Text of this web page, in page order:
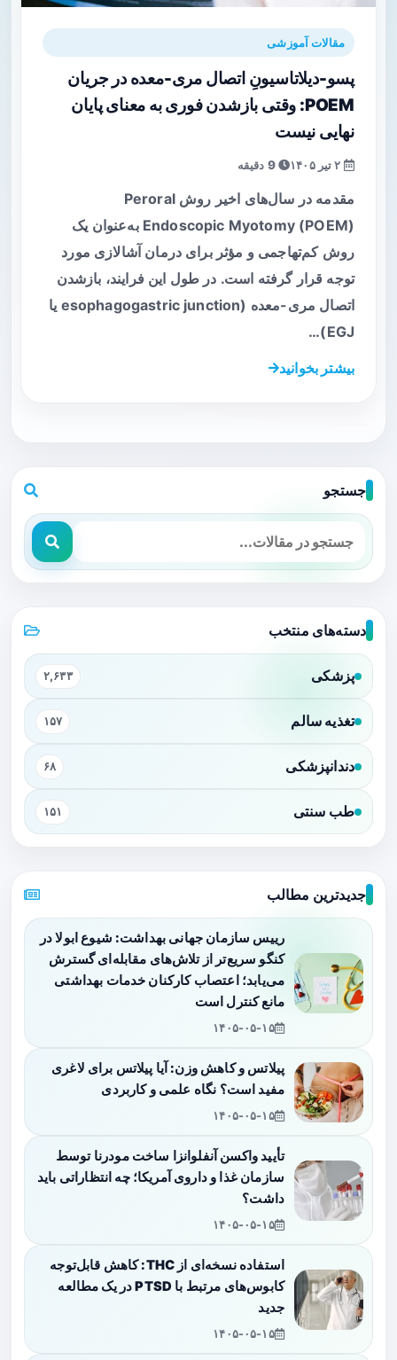
مقالات آموزشی
پسو-دیلاتاسیونِ اتصال مری-معده در جریان
POEM: وقتی بازشدن فوری به معنای پایان
نهایی نیست
9 دقیقه
مقدمه در سال‌های اخیر روش Peroral
Endoscopic Myotomy (POEM) به‌عنوان یک
روش کم‌تهاجمی و مؤثر برای درمان آشالازی مورد
توجه قرار گرفته است. در طول این فرایند، بازشدن
اتصال مری-معده (esophagogastric junction یا
EGJ)…
بیشتر بخوانید
جستجو
دسته‌های منتخب
پزشکی ۲,۶۳۳
تغذیه سالم ۱۵۷
دندانپزشکی ۶۸
طب سنتی ۱۵۱
جدیدترین مطالب
رییس سازمان جهانی بهداشت: شیوع ابولا در
کنگو سریع‌تر از تلاش‌های مقابله‌ای گسترش
می‌یابد؛ اعتصاب کارکنان خدمات بهداشتی
مانع کنترل است
۱۴۰۵-۰۵-۱۵
پیلاتس و کاهش وزن: آیا پیلاتس برای لاغری
مفید است؟ نگاه علمی و کاربردی
۱۴۰۵-۰۵-۱۵
تأیید واکسن آنفلوانزا ساخت مودرنا توسط
سازمان غذا و داروی آمریکا؛ چه انتظاراتی باید
داشت؟
۱۴۰۵-۰۵-۱۵
استفاده نسخه‌ای از THC: کاهش قابل‌توجه
کابوس‌های مرتبط با PTSD در یک مطالعه
جدید
۱۴۰۵-۰۵-۱۵